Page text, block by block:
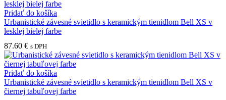
Pridať do košíka
Urbanistické závesné svietidlo s keramickým tienidlom Bell XS v
lesklej bielej farbe
87.60 € s DPH
Pridať do košíka
Urbanistické závesné svietidlo s keramickým tienidlom Bell XS v
čiernej tabuľovej farbe